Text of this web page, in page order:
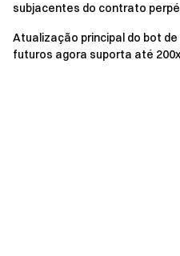
subjacentes do contrato
Atualização principal do bot
futuros agora suporta até 200x